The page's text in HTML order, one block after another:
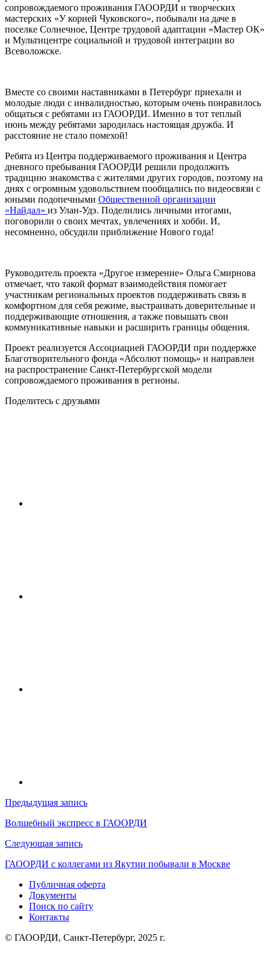
сопровождаемого проживания ГАООРДИ и творческих
мастерских «У корней Чуковского», побывали на даче в
поселке Солнечное, Центре трудовой адаптации «Мастер ОК»
и Мультицентре социальной и трудовой интеграции во
Всеволожске.
Вместе со своими наставниками в Петербург приехали и
молодые люди с инвалидностью, которым очень понравилось
общаться с ребятами из ГАООРДИ. Именно в тот теплый
июнь между ребятами зародилась настоящая дружба. И
расстояние не стало помехой!
Ребята из Центра поддерживаемого проживания и Центра
дневного пребывания ГАООРДИ решили продолжить
традицию знакомства с жителями других городов, поэтому на
днях с огромным удовольствием пообщались по видеосвязи с
юными подопечными Общественной организации
«Найдал» из Улан-Удэ. Поделились личными итогами,
поговорили о своих мечтах, увлечениях и хобби. И,
несомненно, обсудили приближение Нового года!
Руководитель проекта «Другое измерение» Ольга Смирнова
отмечает, что такой формат взаимодействия помогает
участникам региональных проектов поддерживать связь в
комфортном для себя режиме, выстраивать доверительные и
поддерживающие отношения, а также повышать свои
коммуникативные навыки и расширить границы общения.
Проект реализуется Ассоциацией ГАООРДИ при поддержке
Благотворительного фонда «Абсолют помощь» и направлен
на распространение Санкт-Петербургской модели
сопровождаемого проживания в регионы.
Поделитесь с друзьями
Навигация
по
записям
Предыдущая запись
Волшебный экспресс в ГАООРДИ
Следующая запись
ГАООРДИ с коллегами из Якутии побывали в Москве
Публичная оферта
Документы
Поиск по сайту
Контакты
© ГАООРДИ, Санкт-Петербург, 2025 г.